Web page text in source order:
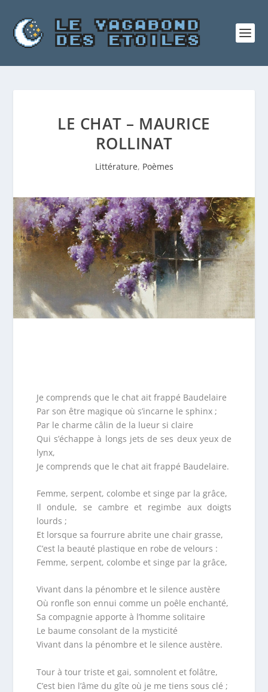
LE CHAT – MAURICE
ROLLINAT
Littérature, Poèmes
Je comprends que le chat ait frappé Baudelaire
Par son être magique où s’incarne le sphinx ;
Par le charme câlin de la lueur si claire
Qui s’échappe à longs jets de ses deux yeux de
lynx,
Je comprends que le chat ait frappé Baudelaire.
Femme, serpent, colombe et singe par la grâce,
Il ondule, se cambre et regimbe aux doigts
lourds ;
Et lorsque sa fourrure abrite une chair grasse,
C’est la beauté plastique en robe de velours :
Femme, serpent, colombe et singe par la grâce,
Vivant dans la pénombre et le silence austère
Où ronfle son ennui comme un poêle enchanté,
Sa compagnie apporte à l’homme solitaire
Le baume consolant de la mysticité
Vivant dans la pénombre et le silence austère.
Tour à tour triste et gai, somnolent et folâtre,
C’est bien l’âme du gîte où je me tiens sous clé ;